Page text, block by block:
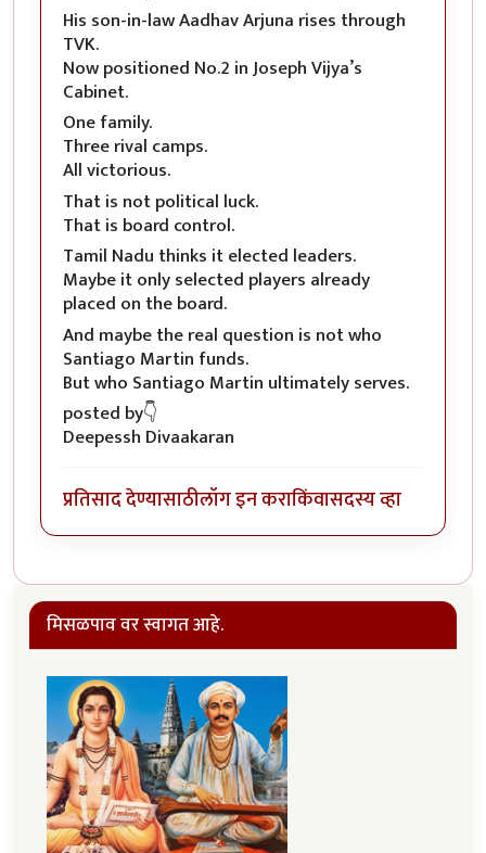
His son-in-law Aadhav Arjuna rises through
TVK.
Now positioned No.2 in Joseph Vijya’s
Cabinet.
One family.
Three rival camps.
All victorious.
That is not political luck.
That is board control.
Tamil Nadu thinks it elected leaders.
Maybe it only selected players already
placed on the board.
And maybe the real question is not who
Santiago Martin funds.
But who Santiago Martin ultimately serves.
posted by👇
Deepessh Divaakaran
प्रतिसाद देण्यासाठीलॉग इन कराकिंवासदस्य व्हा
मिसळपाव वर स्वागत आहे.